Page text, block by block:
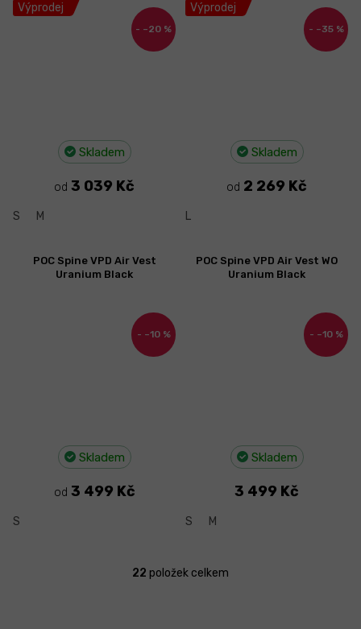
Výprodej
–20 %
Skladem
od 3 039 Kč
S M
Výprodej
–35 %
Skladem
od 2 269 Kč
L
–10 %
POC Spine VPD Air Vest
Uranium Black
Skladem
od 3 499 Kč
S
–10 %
POC Spine VPD Air Vest WO
Uranium Black
Skladem
3 499 Kč
S M
O
22 položek celkem